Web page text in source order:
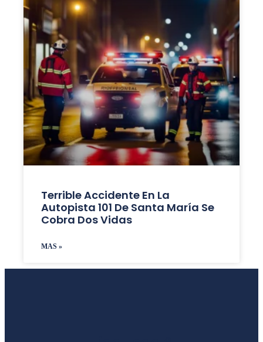
Terrible Accidente En La
Autopista 101 De Santa María Se
Cobra Dos Vidas
MAS »